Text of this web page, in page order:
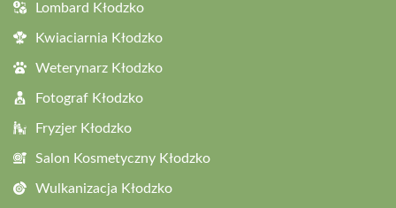
Lombard Kłodzko
Kwiaciarnia Kłodzko
Weterynarz Kłodzko
Fotograf Kłodzko
Fryzjer Kłodzko
Salon Kosmetyczny Kłodzko
Wulkanizacja Kłodzko